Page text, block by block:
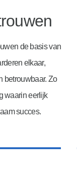
de basis van
elkaar,
betrouwbaar. Zo
waarin eerlijk
succes.